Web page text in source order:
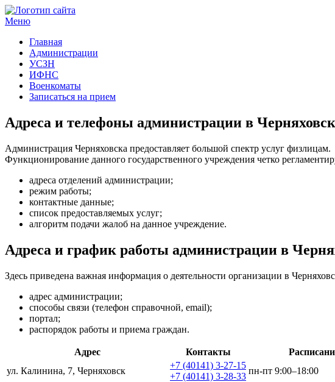
Меню
Главная
Администрации
УСЗН
ИФНС
Военкоматы
Записаться на прием
Адреса и телефоны администрации в
Администрация Черняховска предоставляет большой спектр услуг физлицам.
Функционирование данного государственного учреждения четко
адреса отделений администрации;
режим работы;
контактные данные;
список предоставляемых услуг;
алгоритм подачи жалоб на данное учреждение.
Адреса и график работы администрации в
Здесь приведена важная информация о деятельности организации в
адрес администрации;
способы связи (телефон справочной, email);
портал;
распорядок работы и приема граждан.
Адрес Контакты
ул. Калинина, 7, Черняховск
+7 (40141) 3-27-15
+7 (40141) 3-28-33
пн-пт 9:00–18:00